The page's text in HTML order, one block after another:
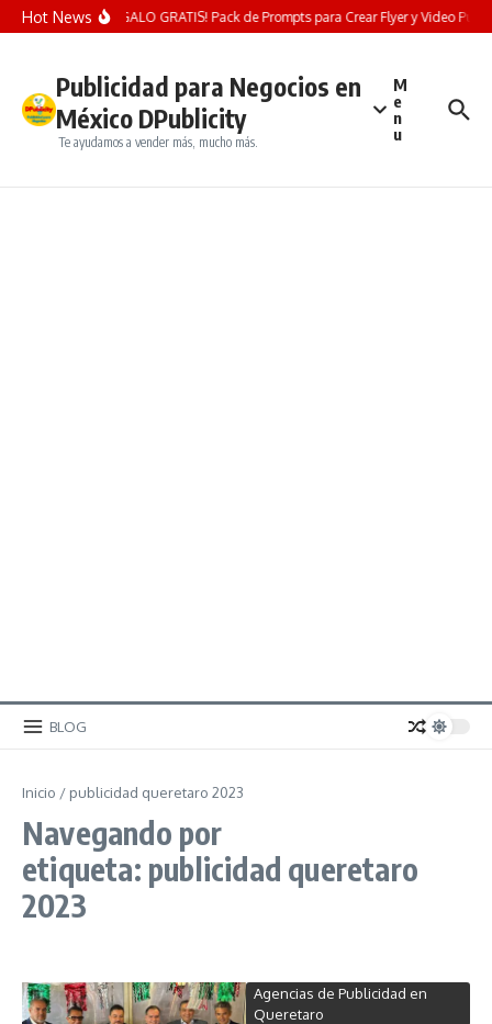
Saltar al contenido
Hot News ¡REGALO GRATIS! Pack de Prompts para Crear Flyer y Video
Publicidad para Negocios en
México DPublicity
Te ayudamos a vender más, mucho más.
M
e
n
u
BLOG
Inicio / publicidad queretaro 2023
Navegando por
etiqueta: publicidad queretaro
2023
Agencias de Publicidad en
Queretaro